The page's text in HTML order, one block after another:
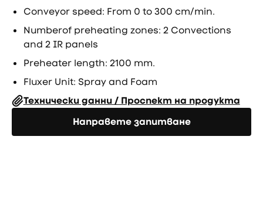
Conveyor speed: From 0 to 300 cm/min.
Numberof preheating zones: 2 Convections
and 2 IR panels
Preheater length: 2100 mm.
Fluxer Unit: Spray and Foam
Технически данни / Проспект на продукта
Направете запитване
Направете запитване